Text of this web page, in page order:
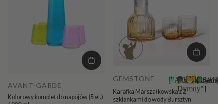
AVANT-GARDE
Kolorowy komplet do napojów (5 el.)
GEMSTONE
["Kwarc
Dymny"]
+1
Karafka Marszałkowska z 2
szklankami do wody Bursztyn